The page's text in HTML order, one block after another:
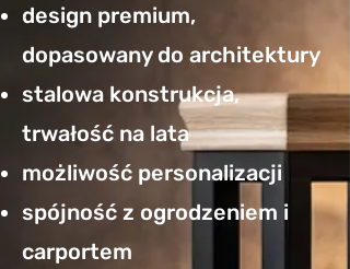
design premium,
dopasowany do architektury
stalowa konstrukcja,
trwałość na lata
możliwość personalizacji
spójność z ogrodzeniem i
carportem